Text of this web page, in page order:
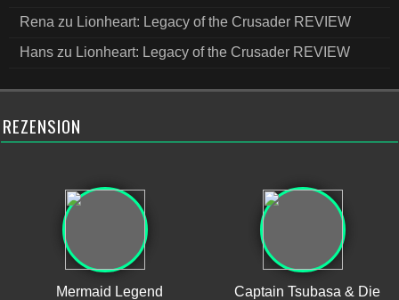
Rena zu Lionheart: Legacy of the Crusader REVIEW
Hans zu Lionheart: Legacy of the Crusader REVIEW
REZENSION
Mermaid Legend
Captain Tsubasa & Die